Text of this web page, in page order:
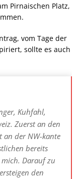
Pirnaischen Platz,
vom Tage der
sollte es auch
Kuhfahl,
Zuerst an den
an der NW-kante
bereits
Darauf zu
den